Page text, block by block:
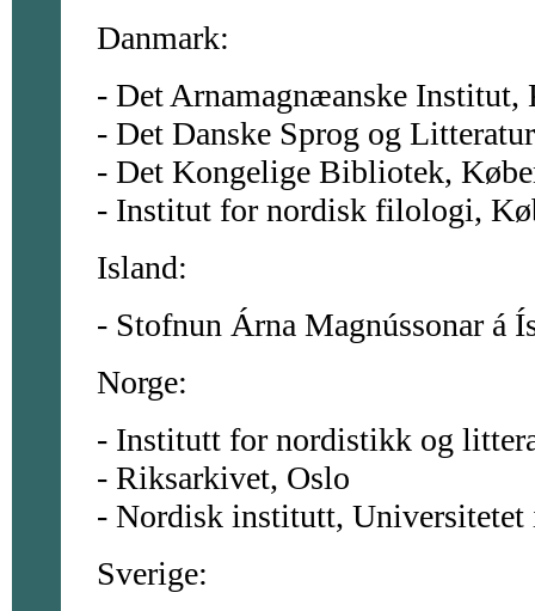
Danmark:
- Det Arnamagnæanske Institut,
- Det Danske Sprog og
- Det Kongelige Bibliotek,
- Institut for nordisk filologi,
Island:
- Stofnun Árna Magnússonar á
Norge:
- Institutt for nordistikk og
- Riksarkivet, Oslo
- Nordisk institutt, Universitetet
Sverige: